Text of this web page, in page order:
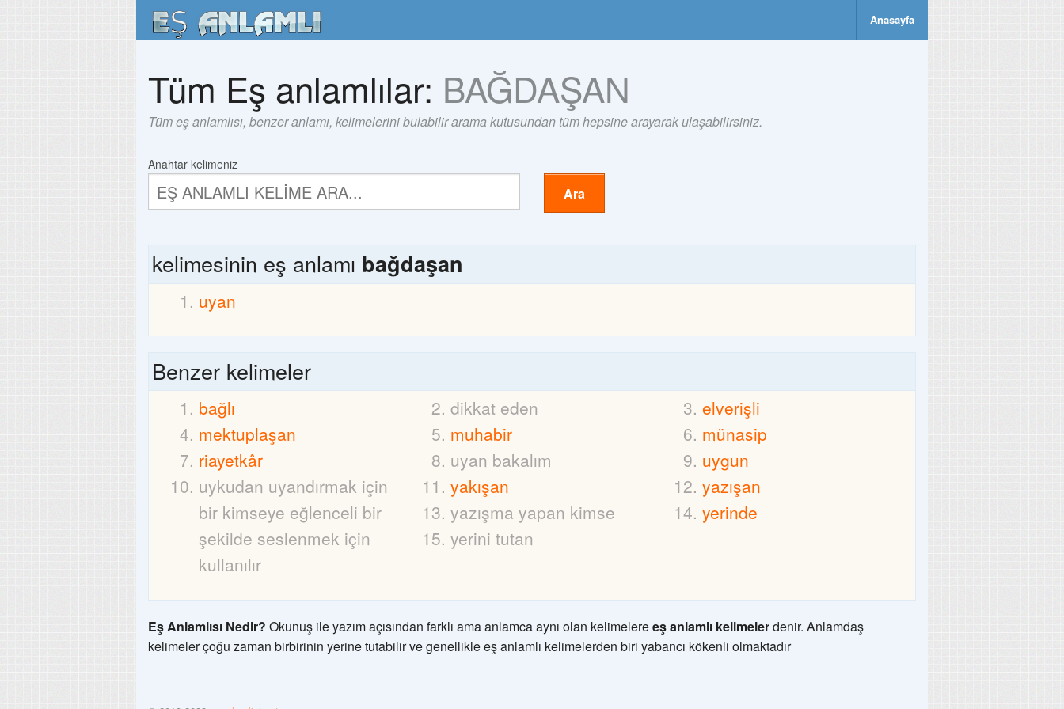
Anasayfa
Tüm Eş anlamlılar: BAĞDAŞAN
Tüm eş anlamlısı, benzer anlamı, kelimelerini bulabilir arama kutusundan tüm hepsine arayarak ulaşabilirsiniz.
Anahtar kelimeniz
Ara
kelimesinin eş anlamı bağdaşan
uyan
Benzer kelimeler
bağlı dikkat eden
elverişli
mektuplaşan
muhabir
münasip
riayetkâr
uyan bakalım
uygun
uykudan uyandırmak için
bir kimseye eğlenceli bir
şekilde seslenmek için
kullanılır
yakışan
yazışan
yazışma yapan kimse
yerinde
yerini tutan
Eş Anlamlısı Nedir? Okunuş ile yazım açısından farklı ama anlamca aynı olan kelimelereeş anlamlı kelimelerdenir. Anlamdaş
kelimeler çoğu zaman birbirinin yerine tutabilir ve genellikle eş anlamlı kelimelerden biri yabancı kökenli olmaktadır